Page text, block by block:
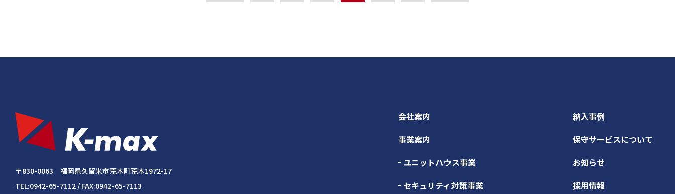
〒830-0063 福岡県久留米市荒木町荒木1972-17
TEL:0942-65-7112 / FAX:0942-65-7113
会社案内
事業案内
ユニットハウス事業
セキュリティ対策事業
納入事例
保守サービスについて
お知らせ
採用情報